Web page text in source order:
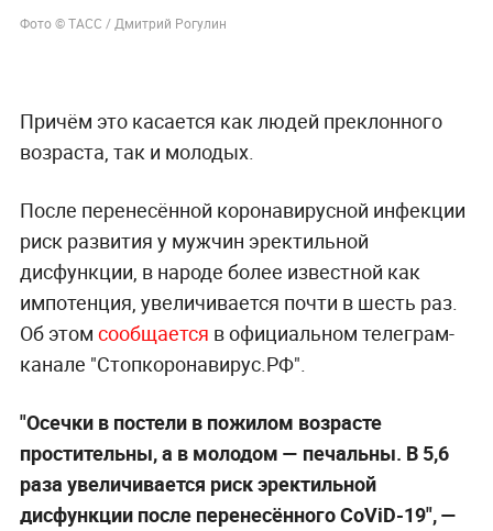
Фото © ТАСС / Дмитрий Рогулин
Причём это касается как людей преклонного
возраста, так и молодых.
После перенесённой коронавирусной инфекции
риск развития у мужчин эректильной
дисфункции, в народе более известной как
импотенция, увеличивается почти в шесть раз.
Об этом сообщается в официальном телеграм-
канале "Стопкоронавирус.РФ".
"Осечки в постели в пожилом возрасте
простительны, а в молодом — печальны. В 5,6
раза увеличивается риск эректильной
дисфункции после перенесённого CoViD-19", —